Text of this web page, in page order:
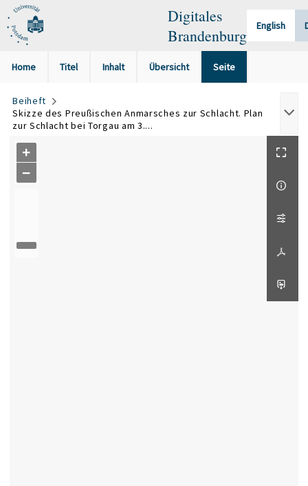
Digitales
Brandenburg
English
Home Titel Inhalt Übersicht Seite
Beiheft
Skizze des Preußischen Anmarsches zur Schlacht. Plan
zur Schlacht bei Torgau am 3....
+
−